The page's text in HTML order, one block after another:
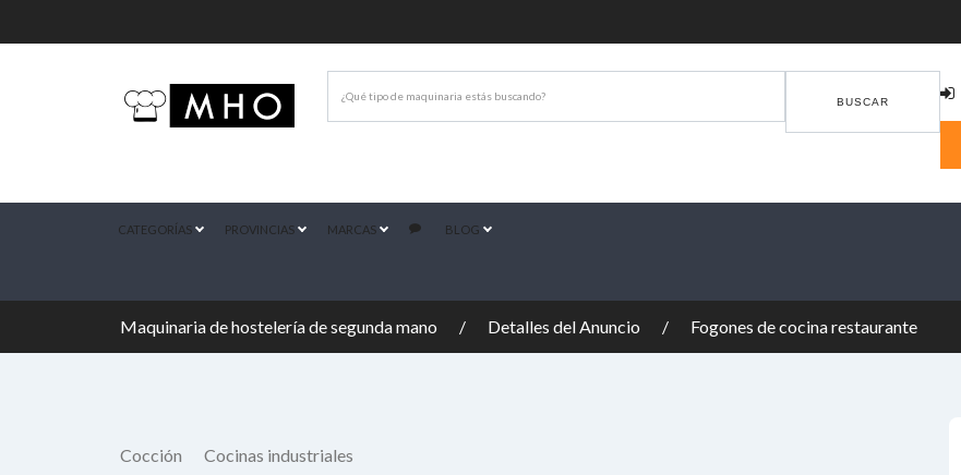
BUSCAR
CATEGORÍAS PROVINCIAS MARCAS BLOG
Maquinaria de hostelería de segunda mano Detalles del Anuncio Fogones de cocina restaurante
Cocción Cocinas industriales